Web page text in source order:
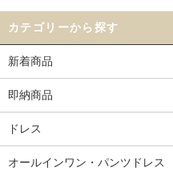
カテゴリーから探す
新着商品
即納商品
ドレス
オールインワン・パンツドレス